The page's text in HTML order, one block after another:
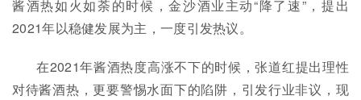
酱酒热如火如荼的时候，金沙酒业主动“降了速”，提出
2021年以稳健发展为主，一度引发热议。
在2021年酱酒热度高涨不下的时候，张道红提出理性
对待酱酒热，更要警惕水面下的陷阱，引发行业非议，现